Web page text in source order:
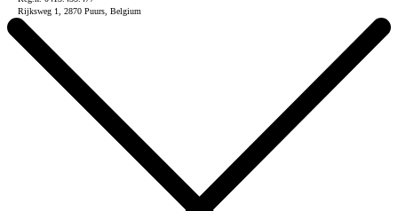
Rijksweg 1, 2870 Puurs, Belgium